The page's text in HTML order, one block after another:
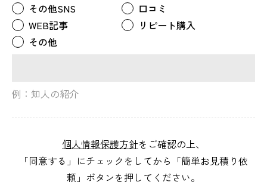
その他SNS
口コミ
WEB記事
リピート購入
その他
例：知人の紹介
個人情報保護方針をご確認の上、
「同意する」にチェックをしてから「簡単お見積り依
頼」ボタンを押してください。